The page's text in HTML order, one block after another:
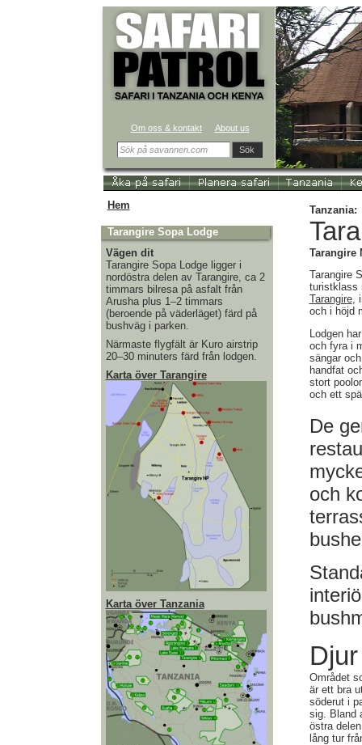
Om oss & kontakt About us
Sök
Hem
Tarangire Sopa Lodge
Vägen dit
Tarangire Sopa Lodge ligger i
nordöstra delen av Tarangire, ca 2
timmars bilresa på asfalt från
Arusha plus 1–2 timmars
(beroende på väderläget) färd på
bushväg i parken.
Närmaste flygfält är Kuro airstrip
20–30 minuters färd från lodgen.
Karta över Tarangire
Karta över Tanzania
Tanzania:
Tarangire
Tarangire
turistklass
Tarangire,
och i höjd
Lodgen
och fyra i
sängar
handfat
stort
och ett
De
och
Området
är ett bra
söderut i
sig. Bland
östra
lång tur